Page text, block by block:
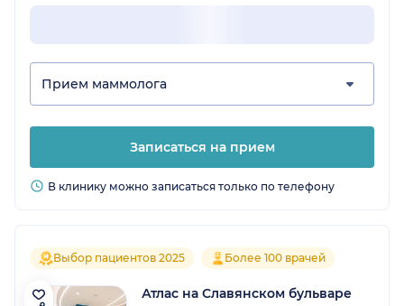
Прием маммолога
Записаться на прием
В клинику можно записаться только по телефону
Выбор пациентов 2025 Более 100 врачей
Атлас на Славянском бульваре